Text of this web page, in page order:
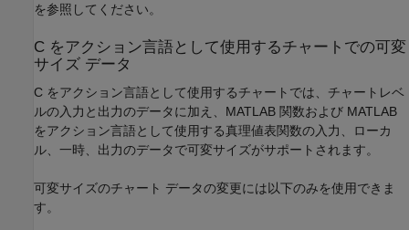
を参照してください。
C をアクション言語として使用するチャートでの可変
サイズ データ
C をアクション言語として使用するチャートでは、チャートレベ
ルの入力と出力のデータに加え、MATLAB 関数および MATLAB
をアクション言語として使用する真理値表関数の入力、ローカ
ル、一時、出力のデータで可変サイズがサポートされます。
可変サイズのチャート データの変更には以下のみを使用できま
す。